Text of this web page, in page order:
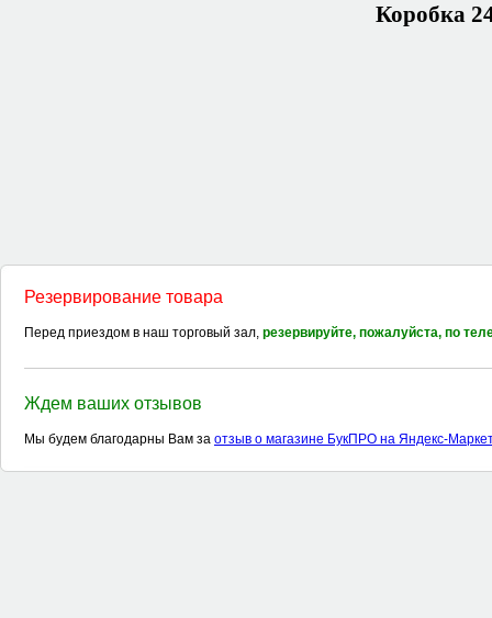
Коробка
Резервирование товара
Перед приездом в наш торговый зал, резервируйте, пожалуйста, по
Ждем ваших отзывов
Мы будем благодарны Вам за отзыв о магазине БукПРО на Яндекс-